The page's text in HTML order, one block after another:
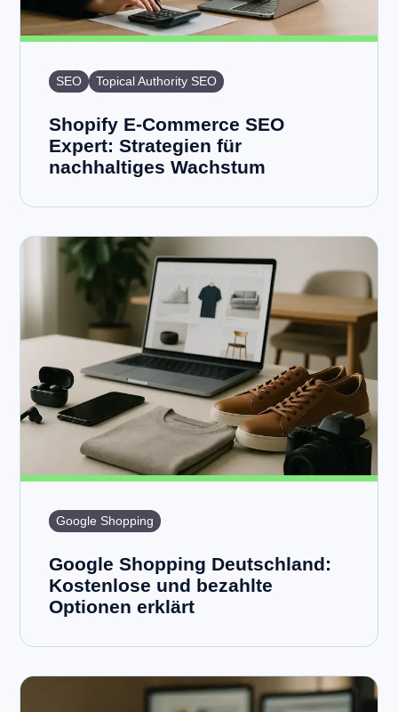
SEO Topical Authority SEO
Shopify E-Commerce SEO
Expert: Strategien für
nachhaltiges Wachstum
Google Shopping
Google Shopping Deutschland:
Kostenlose und bezahlte
Optionen erklärt